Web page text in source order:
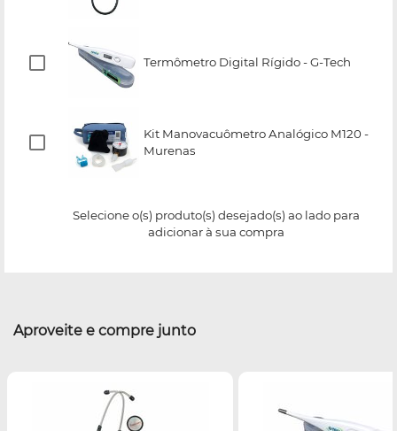
Termômetro Digital Rígido - G-Tech
Kit Manovacuômetro Analógico M120 -
Murenas
Selecione o(s) produto(s) desejado(s) ao lado para
adicionar à sua compra
Aproveite e compre junto